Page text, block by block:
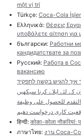
một vị trí
Türkçe: Coca-Cola
Ελληνικά: Θέσεις
υποβάλετε αίτηση για
български: Работни
кандидатствате за
Русский: Работа в
вакансию
איך להגיש בקשה לתפקיד
لئے اپلاے کرنا سیکھیں
للحصول على وظيفة
کاری درخواست دهیم
हिन्दी: कोका-कोला
ภาษาไทย: งาน Coca-